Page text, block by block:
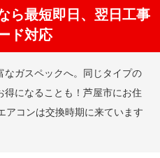
ら最短即日、翌日工事
ド対応
ガスペックへ。同じタイプの
になることも！芦屋市にお住
アコンは交換時期に来ています